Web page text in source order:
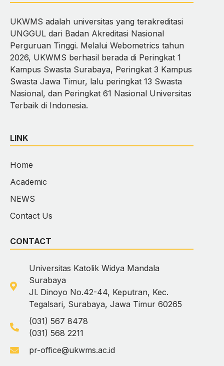
UKWMS adalah universitas yang terakreditasi
UNGGUL dari Badan Akreditasi Nasional
Perguruan Tinggi. Melalui Webometrics tahun
2026, UKWMS berhasil berada di Peringkat 1
Kampus Swasta Surabaya, Peringkat 3 Kampus
Swasta Jawa Timur, lalu peringkat 13 Swasta
Nasional, dan Peringkat 61 Nasional Universitas
Terbaik di Indonesia.
LINK
Home
Academic
NEWS
Contact Us
CONTACT
Universitas Katolik Widya Mandala
Surabaya
Jl. Dinoyo No.42-44, Keputran, Kec.
Tegalsari, Surabaya, Jawa Timur 60265
(031) 567 8478
(031) 568 2211
pr-office@ukwms.ac.id